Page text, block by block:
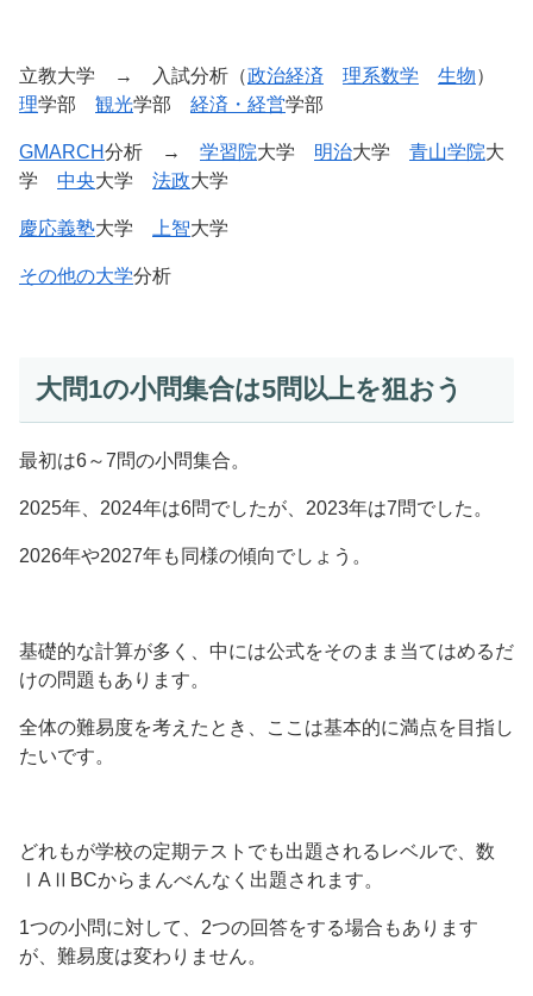
立教大学 → 入試分析（政治経済 理系数学 生物）
理学部 観光学部 経済・経営学部
GMARCH分析 → 学習院大学 明治大学 青山学院大
学 中央大学 法政大学
慶応義塾大学 上智大学
その他の大学分析
大問1の小問集合は5問以上を狙おう
最初は6～7問の小問集合。
2025年、2024年は6問でしたが、2023年は7問でした。
2026年や2027年も同様の傾向でしょう。
基礎的な計算が多く、中には公式をそのまま当てはめるだ
けの問題もあります。
全体の難易度を考えたとき、ここは基本的に満点を目指し
たいです。
どれもが学校の定期テストでも出題されるレベルで、数
ⅠAⅡBCからまんべんなく出題されます。
1つの小問に対して、2つの回答をする場合もあります
が、難易度は変わりません。